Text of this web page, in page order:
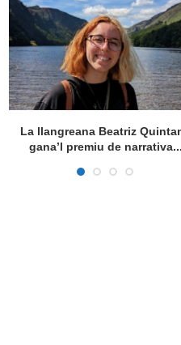
La llangreana Beatriz
gana’l premiu de narrativa...